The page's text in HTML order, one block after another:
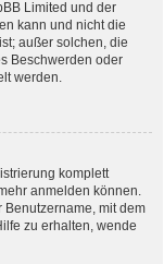
Limited und der
kann und nicht die
außer solchen, die
Beschwerden oder
werden.
komplett
anmelden können.
Benutzername, mit dem
zu erhalten, wende